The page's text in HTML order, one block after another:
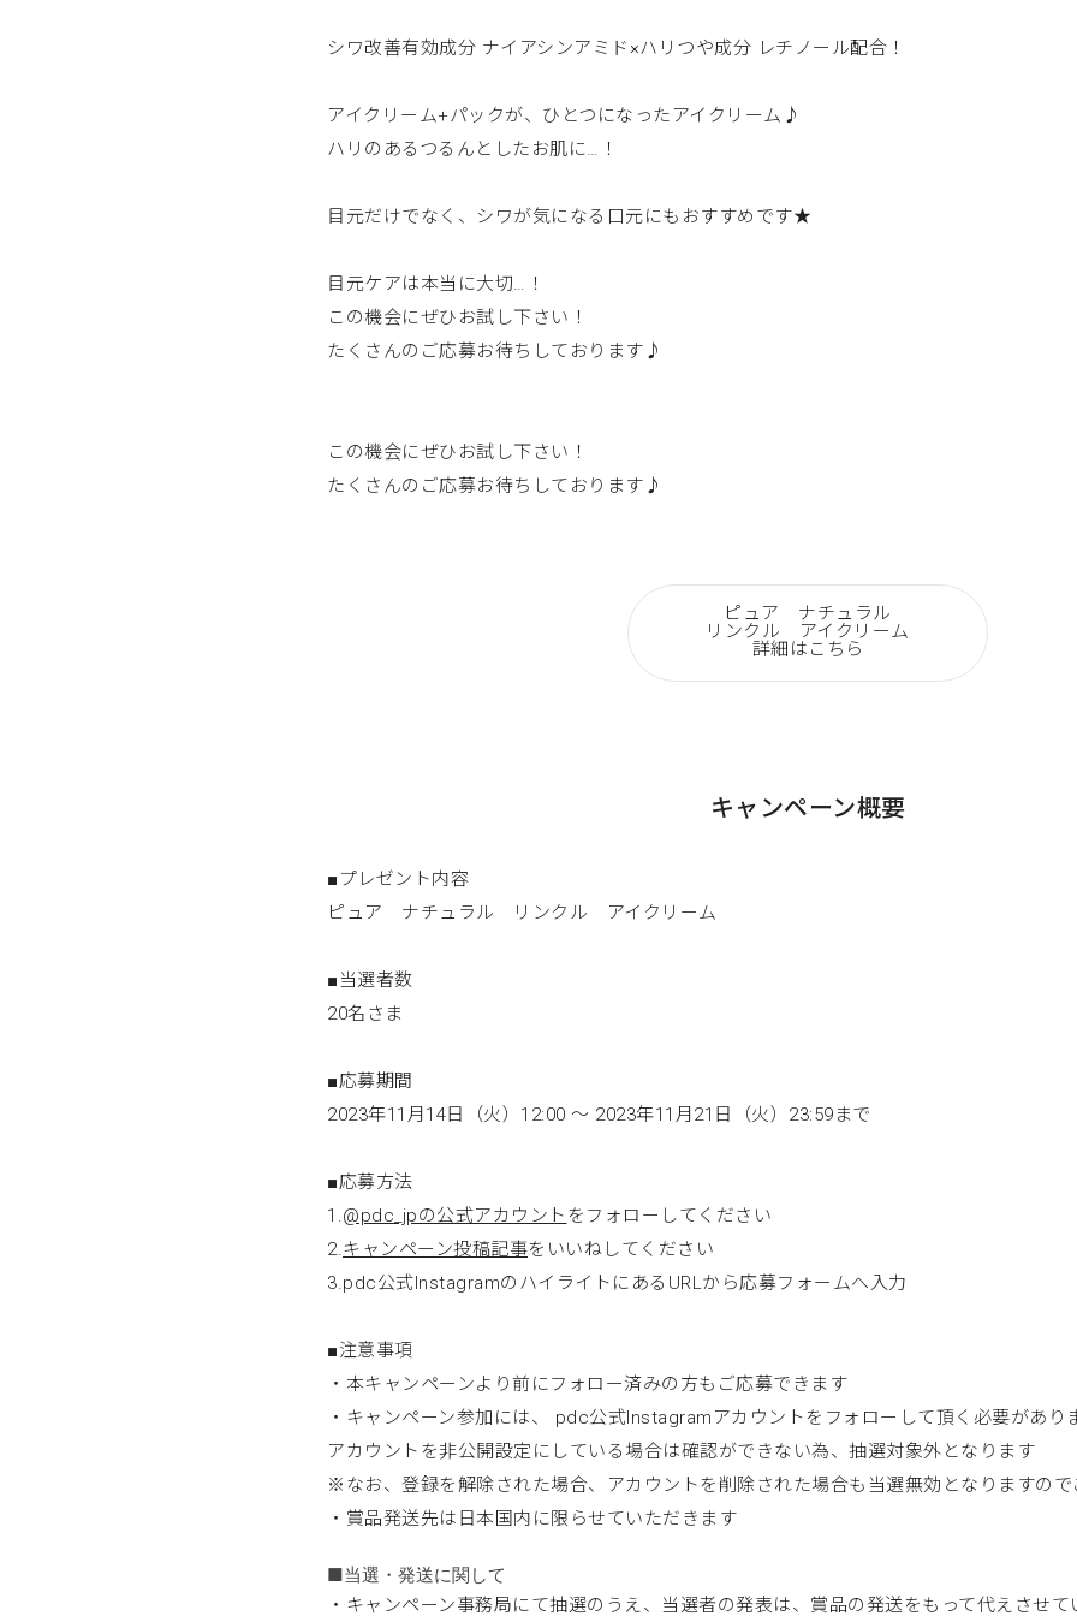
シワ改善有効成分 ナイアシンアミド×ハリつや成分 レチノール配合！
アイクリーム+パックが、ひとつになったアイクリーム♪
ハリのあるつるんとしたお肌に…！
目元だけでなく、シワが気になる口元にもおすすめです★
目元ケアは本当に大切…！
この機会にぜひお試し下さい！
たくさんのご応募お待ちしております♪
この機会にぜひお試し下さい！
たくさんのご応募お待ちしております♪
ピュア ナチュラル
リンクル アイクリーム
詳細はこちら
キャンペーン概要
■プレゼント内容
ピュア ナチュラル リンクル アイクリーム
■当選者数
20名さま
■応募期間
2023年11月14日（火）12:00 ～ 2023年11月21日（火）23:59まで
■応募方法
1.@pdc_jpの公式アカウント をフォローしてください
2.キャンペーン投稿記事をいいねしてください
3.pdc公式InstagramのハイライトにあるURLから応募フォームへ入力
■注意事項
・本キャンペーンより前にフォロー済みの方もご応募できます
・キャンペーン参加には、 pdc公式Instagramアカウントをフォローして頂く必要があり
アカウントを非公開設定にしている場合は確認ができない為、抽選対象外となります
※なお、登録を解除された場合、アカウントを削除された場合も当選無効となりますの
・賞品発送先は日本国内に限らせていただきます
■当選・発送に関して
・キャンペーン事務局にて抽選のうえ、当選者の発表は、賞品の発送をもって代えさせて